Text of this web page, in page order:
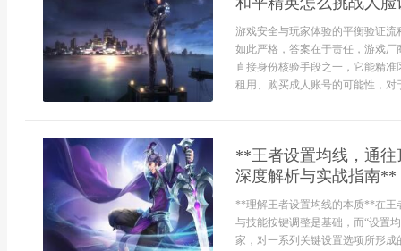
游戏安全与玩家体验的平衡验证
如此严格，答案在于责任，游戏
直接身份核验手段之一，它能精
租用、购买成人账号的可能性，
**王者设置均线，通
深度解析与实战指南**
**理解王者设置均线的本质**在王
与技能按键调整是基础，而“设置
家，对一系列关键设置选项所形